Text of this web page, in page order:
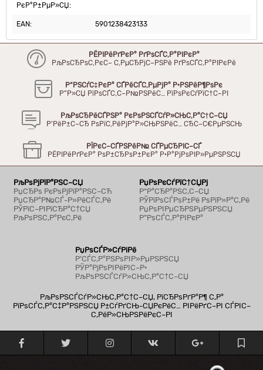
РєР°Р±РµР»СЏ:
EAN: 5901238423133
РЁРІРёРґРєР° РґРѕСЃС‚Р°РІРєР°
РљРѕСЂРѕС‚РєС– С‚РµСЂРјС–РЅРё РґРѕСЃС‚Р°РІРєРё
Р“РЅСѓС‡РєР° СЃРёСЃС‚РµРјР° Р·РЅРёР¶РѕРє
Р”Р»СЏ РїРѕСЃС‚С–Р№РЅРёС… РїРѕРєСѓРїС†С–РІ
РљРѕСЂРёСЃРЅР° РєРѕРЅСЃСѓР»СЊС‚Р°С†С–СЏ
Р’РёР±С–СЂ РѕРїС‚РёРјР°Р»СЊРЅРёС… СЂС–С€РµРЅСЊ
РЇРєС–СЃРЅРёР№ СЃРµСЂРІС–СЃ
РЁРІРёРґРєР° РѕР±СЂРѕР±РєР° Р·Р°РјРѕРІР»РµРЅРЅСЏ
РљРѕРјРїР°РЅС–СЏ
РџСЂРѕ РєРѕРјРїР°РЅС–СЋ
РџСЂР°Р№СЃ-Р»РёСЃС‚Рё
РЎРїС–РІРїСЂР°С†СЏ
РљРѕРЅС‚Р°РєС‚Рё
РџРѕРєСѓРїС†СЏРј
Р“Р°СЂР°РЅС‚С–СЏ
РЎРїРѕСЃРѕР±Рё РѕРїР»Р°С‚Рё
РџРѕРІРµСЂРЅРµРЅРЅСЏ
Р”РѕСЃС‚Р°РІРєР°
РџРѕСЃР»СѓРіРё
Р’СЃС‚Р°РЅРѕРІР»РµРЅРЅСЏ
РЎР°РјРѕРІРёРІС–Р·
РљРѕРЅСЃСѓР»СЊС‚Р°С†С–СЏ
РљРѕРЅСЃСѓР»СЊС‚Р°С†С–СЏ, РїСЂРѕРґР°Р¶ С‚Р°
РїРѕСЃС‚Р°С‡Р°РЅРЅСЏ Р±СѓРґСЊ-СЏРєРёС… РІРёРґС–РІ СЃРІС–
С‚РёР»СЊРЅРёРєС–РІ